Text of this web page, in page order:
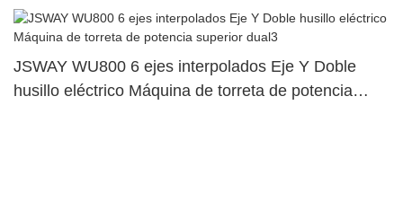
JSWAY WU800 6 ejes interpolados Eje Y Doble
husillo eléctrico Máquina de torreta de potencia